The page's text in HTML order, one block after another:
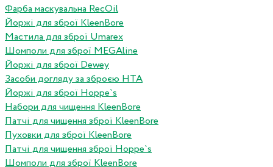
Фарба маскувальна RecOil
Йоржі для зброї KleenBore
Мастила для зброї Umarex
Шомполи для зброї MEGAline
Йоржі для зброї Dewey
Засоби догляду за зброєю HTA
Йоржі для зброї Hoppe`s
Набори для чищення KleenBore
Патчі для чищення зброї KleenBore
Пуховки для зброї KleenBore
Патчі для чищення зброї Hoppe`s
Шомполи для зброї KleenBore